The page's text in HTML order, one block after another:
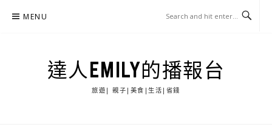
MENU
達人EMILY的播報台
旅遊| 親子|美食|生活|省錢